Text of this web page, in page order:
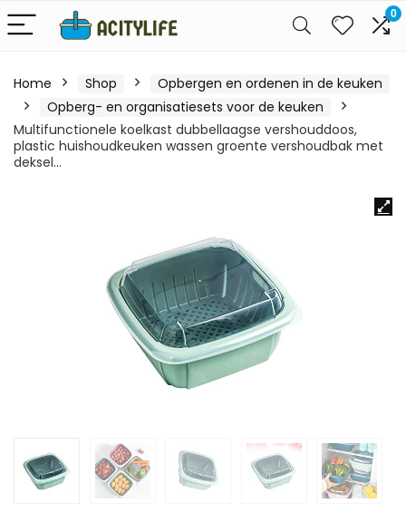
0
Home Shop
Opbergen en ordenen in de keuken
Opberg- en organisatiesets voor de keuken
Multifunctionele koelkast dubbellaagse vershouddoos,
plastic huishoudkeuken wassen groente vershoudbak met
deksel…